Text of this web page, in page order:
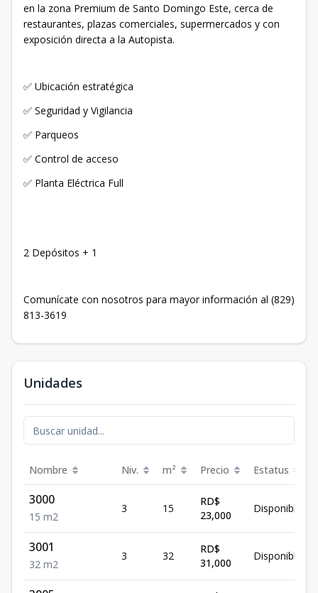
en la zona Premium de Santo Domingo Este, cerca de
restaurantes, plazas comerciales, supermercados y con
exposición directa a la Autopista.
✅ Ubicación estratégica
✅ Seguridad y Vigilancia
✅ Parqueos
✅ Control de acceso
✅ Planta Eléctrica Full
2 Depósitos + 1
Comunícate con nosotros para mayor información al (829)
813-3619
Unidades
Nombre Niv. m² Precio Estatus
3000
15 m2
3 15
RD$
23,000
Disponible
3001
32 m2
3 32
RD$
31,000
Disponible